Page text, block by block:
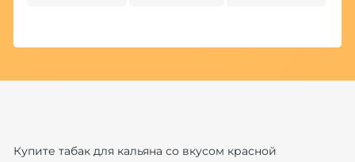
Купите табак для кальяна со вкусом красной